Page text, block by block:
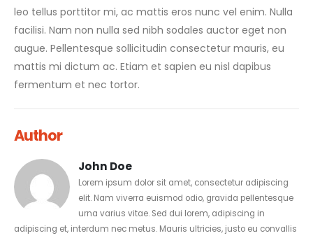
leo tellus porttitor mi, ac mattis eros nunc vel enim. Nulla
facilisi. Nam non nulla sed nibh sodales auctor eget non
augue. Pellentesque sollicitudin consectetur mauris, eu
mattis mi dictum ac. Etiam et sapien eu nisl dapibus
fermentum et nec tortor.
Author
John Doe
Lorem ipsum dolor sit amet, consectetur adipiscing
elit. Nam viverra euismod odio, gravida pellentesque
urna varius vitae. Sed dui lorem, adipiscing in
adipiscing et, interdum nec metus. Mauris ultricies, justo eu convallis